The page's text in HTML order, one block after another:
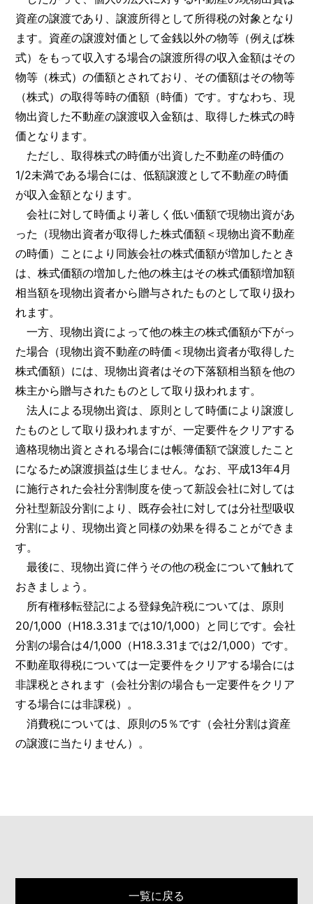
資産の譲渡であり、譲渡所得として所得税の対象となり
ます。資産の譲渡対価として金銭以外の物等（例えば株
式）をもって収入する場合の譲渡所得の収入金額はその
物等（株式）の価額とされており、その価額はその物等
（株式）の取得等時の価額（時価）です。すなわち、現
物出資した不動産の譲渡収入金額は、取得した株式の時
価となります。
ただし、取得株式の時価が出資した不動産の時価の
1/2未満である場合には、低額譲渡として不動産の時価
が収入金額となります。
会社に対して時価より著しく低い価額で現物出資があ
った（現物出資者が取得した株式価額＜現物出資不動産
の時価）ことにより同族会社の株式価額が増加したとき
は、株式価額の増加した他の株主はその株式価額増加額
相当額を現物出資者から贈与されたものとして取り扱わ
れます。
一方、現物出資によって他の株主の株式価額が下がっ
た場合（現物出資不動産の時価＜現物出資者が取得した
株式価額）には、現物出資者はその下落額相当額を他の
株主から贈与されたものとして取り扱われます。
法人による現物出資は、原則として時価により譲渡し
たものとして取り扱われますが、一定要件をクリアする
適格現物出資とされる場合には帳簿価額で譲渡したこと
になるため譲渡損益は生じません。なお、平成13年4月
に施行された会社分割制度を使って新設会社に対しては
分社型新設分割により、既存会社に対しては分社型吸収
分割により、現物出資と同様の効果を得ることができま
す。
最後に、現物出資に伴うその他の税金について触れて
おきましょう。
所有権移転登記による登録免許税については、原則
20/1,000（H18.3.31までは10/1,000）と同じです。会社
分割の場合は4/1,000（H18.3.31までは2/1,000）です。
不動産取得税については一定要件をクリアする場合には
非課税とされます（会社分割の場合も一定要件をクリア
する場合には非課税）。
消費税については、原則の5％です（会社分割は資産
の譲渡に当たりません）。
一覧に戻る